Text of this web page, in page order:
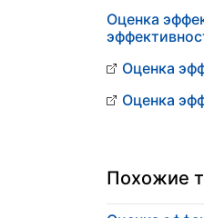
Оценка
Оценка
Оценка
Похожие